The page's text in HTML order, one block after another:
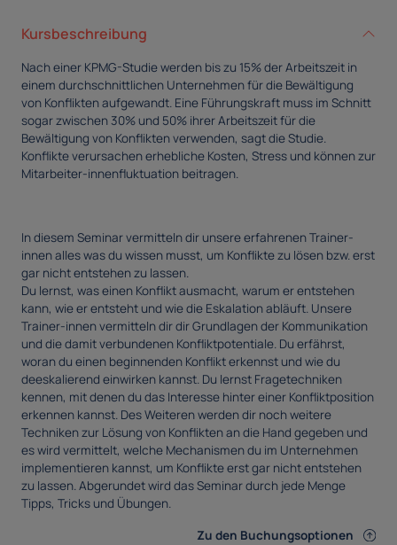
Kursbeschreibung
Nach einer KPMG-Studie werden bis zu 15% der Arbeitszeit in
einem durchschnittlichen Unternehmen für die Bewältigung
von Konflikten aufgewandt. Eine Führungskraft muss im Schnitt
sogar zwischen 30% und 50% ihrer Arbeitszeit für die
Bewältigung von Konflikten verwenden, sagt die Studie.
Konflikte verursachen erhebliche Kosten, Stress und können zur
Mitarbeiter-innenfluktuation beitragen.
In diesem Seminar vermitteln dir unsere erfahrenen Trainer-
innen alles was du wissen musst, um Konflikte zu lösen bzw. erst
gar nicht entstehen zu lassen.
Du lernst, was einen Konflikt ausmacht, warum er entstehen
kann, wie er entsteht und wie die Eskalation abläuft. Unsere
Trainer-innen vermitteln dir dir Grundlagen der Kommunikation
und die damit verbundenen Konfliktpotentiale. Du erfährst,
woran du einen beginnenden Konflikt erkennst und wie du
deeskalierend einwirken kannst. Du lernst Fragetechniken
kennen, mit denen du das Interesse hinter einer Konfliktposition
erkennen kannst. Des Weiteren werden dir noch weitere
Techniken zur Lösung von Konflikten an die Hand gegeben und
es wird vermittelt, welche Mechanismen du im Unternehmen
implementieren kannst, um Konflikte erst gar nicht entstehen
zu lassen. Abgerundet wird das Seminar durch jede Menge
Tipps, Tricks und Übungen.
Zu den Buchungsoptionen